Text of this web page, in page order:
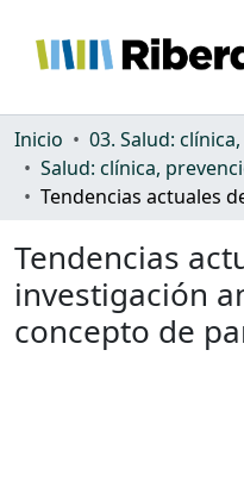
Comunidades
Todo DSpace
Inicio
Tendencias
investigación
concepto de